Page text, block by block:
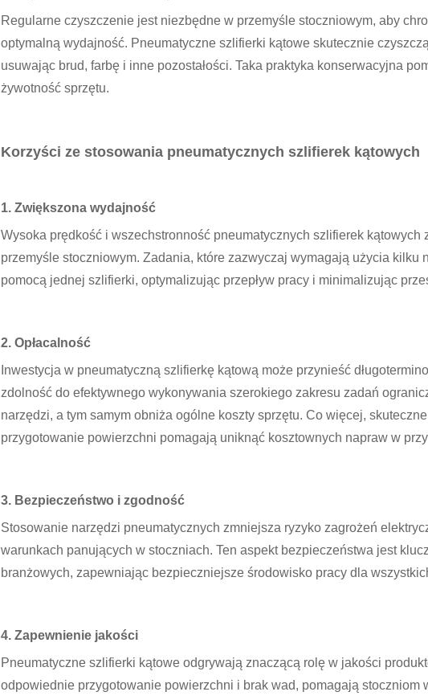
Regularne czyszczenie jest niezbędne w przemyśle stoczniowym, aby
optymalną wydajność. Pneumatyczne szlifierki kątowe skutecznie
usuwając brud, farbę i inne pozostałości. Taka praktyka konserwacyjna
żywotność sprzętu.
Korzyści ze stosowania pneumatycznych szlifierek kątowych
1. Zwiększona wydajność
Wysoka prędkość i wszechstronność pneumatycznych szlifierek
przemyśle stoczniowym. Zadania, które zazwyczaj wymagają użycia kilku
pomocą jednej szlifierki, optymalizując przepływ pracy i minimalizując
2. Opłacalność
Inwestycja w pneumatyczną szlifierkę kątową może przynieść
zdolność do efektywnego wykonywania szerokiego zakresu zadań
narzędzi, a tym samym obniża ogólne koszty sprzętu. Co więcej,
przygotowanie powierzchni pomagają uniknąć kosztownych napraw w
3. Bezpieczeństwo i zgodność
Stosowanie narzędzi pneumatycznych zmniejsza ryzyko zagrożeń
warunkach panujących w stoczniach. Ten aspekt bezpieczeństwa jest
branżowych, zapewniając bezpieczniejsze środowisko pracy dla
4. Zapewnienie jakości
Pneumatyczne szlifierki kątowe odgrywają znaczącą rolę w jakości
odpowiednie przygotowanie powierzchni i brak wad, pomagają stoczniom